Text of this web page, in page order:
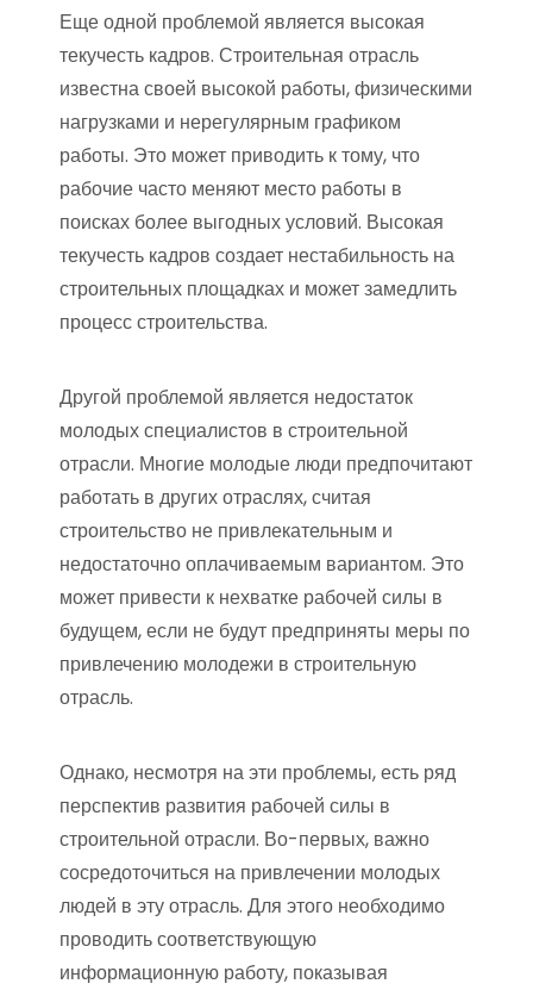
Еще одной проблемой является высокая
текучесть кадров. Строительная отрасль
известна своей высокой работы, физическими
нагрузками и нерегулярным графиком
работы. Это может приводить к тому, что
рабочие часто меняют место работы в
поисках более выгодных условий. Высокая
текучесть кадров создает нестабильность на
строительных площадках и может замедлить
процесс строительства.
Другой проблемой является недостаток
молодых специалистов в строительной
отрасли. Многие молодые люди предпочитают
работать в других отраслях, считая
строительство не привлекательным и
недостаточно оплачиваемым вариантом. Это
может привести к нехватке рабочей силы в
будущем, если не будут предприняты меры по
привлечению молодежи в строительную
отрасль.
Однако, несмотря на эти проблемы, есть ряд
перспектив развития рабочей силы в
строительной отрасли. Во-первых, важно
сосредоточиться на привлечении молодых
людей в эту отрасль. Для этого необходимо
проводить соответствующую
информационную работу, показывая